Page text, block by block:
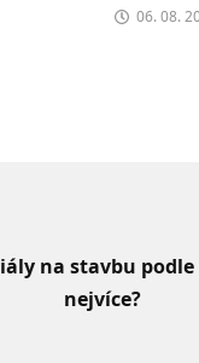
06. 08.
na stavbu
nejvíce?